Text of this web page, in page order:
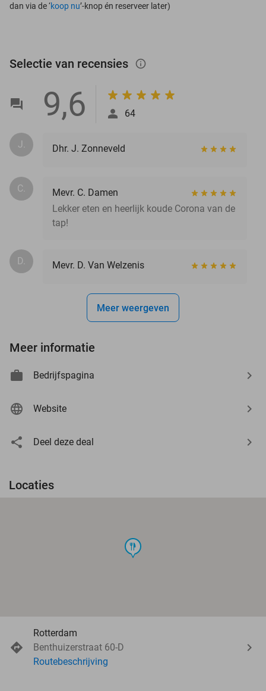
dan via de ‘koop nu’-knop én reserveer later)
Selectie van recensies info_outlined
9,6 64
J. Dhr. J. Zonneveld
C.
Mevr. C. Damen
Lekker eten en heerlijk koude Corona van de
tap!
D. Mevr. D. Van Welzenis
Meer weergeven
Meer informatie
Bedrijfspagina
Website
Deel deze deal
Locaties
food
Rotterdam
Benthuizerstraat 60-D
Routebeschrijving